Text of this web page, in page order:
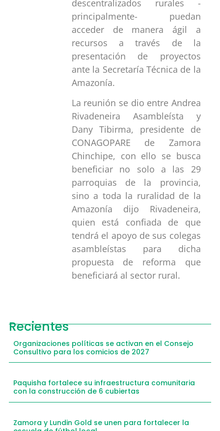
descentralizados rurales -
principalmente- puedan
acceder de manera ágil a
recursos a través de la
presentación de proyectos
ante la Secretaría Técnica de la
Amazonía.
La reunión se dio entre Andrea
Rivadeneira Asambleísta y
Dany Tibirma, presidente de
CONAGOPARE de Zamora
Chinchipe, con ello se busca
beneficiar no solo a las 29
parroquias de la provincia,
sino a toda la ruralidad de la
Amazonía dijo Rivadeneira,
quien está confiada de que
tendrá el apoyo de sus colegas
asambleístas para dicha
propuesta de reforma que
beneficiará al sector rural.
Recientes
Organizaciones políticas se activan en el Consejo
Consultivo para los comicios de 2027
Paquisha fortalece su infraestructura comunitaria
con la construcción de 6 cubiertas
Zamora y Lundin Gold se unen para fortalecer la